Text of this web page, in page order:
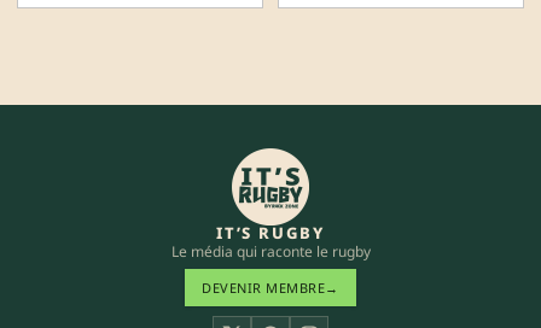
IT’S RUGBY
Le média qui raconte le rugby
DEVENIR MEMBRE→